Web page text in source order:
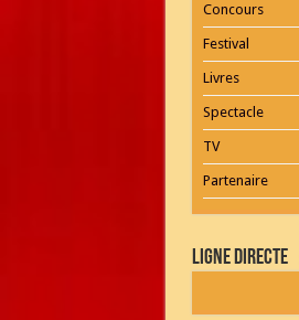
Concours
Festival
Livres
Spectacle
TV
Partenaire
Ligne Directe